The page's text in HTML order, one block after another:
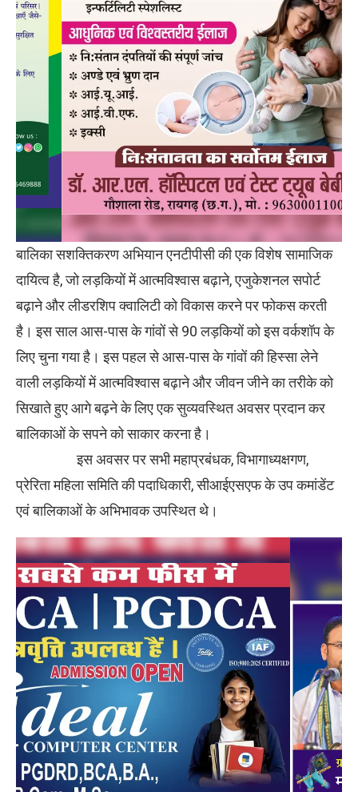
बालिका सशक्तिकरण अभियान एनटीपीसी की एक विशेष सामाजिक
दायित्व है, जो लड़कियों में आत्मविश्वास बढ़ाने, एजुकेशनल सपोर्ट
बढ़ाने और लीडरशिप क्वालिटी को विकास करने पर फोकस करती
है। इस साल आस-पास के गांवों से 90 लड़कियों को इस वर्कशॉप के
लिए चुना गया है। इस पहल से आस-पास के गांवों की हिस्सा लेने
वाली लड़कियों में आत्मविश्वास बढ़ाने और जीवन जीने का तरीके को
सिखाते हुए आगे बढ़ने के लिए एक सुव्यवस्थित अवसर प्रदान कर
बालिकाओं के सपने को साकार करना है।
इस अवसर पर सभी महाप्रबंधक, विभागाध्यक्षगण,
प्रेरिता महिला समिति की पदाधिकारी, सीआईएसएफ के उप कमांडेंट
एवं बालिकाओं के अभिभावक उपस्थित थे।